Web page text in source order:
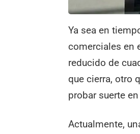
Ya sea en
comerciales en
reducido de
que cierra, otro
probar suerte
Actualmente,